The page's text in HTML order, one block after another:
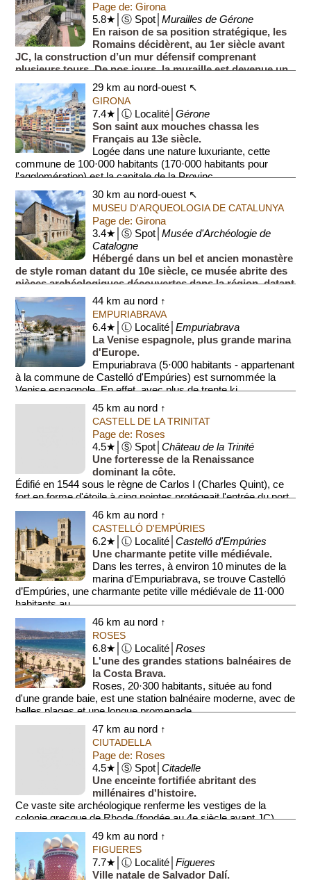
Page de: Girona
5.8★│Ⓢ Spot│Murailles de Gérone
En raison de sa position stratégique, les
Romains décidèrent, au 1er siècle avant
JC, la construction d’un mur défensif comprenant
plusieurs tours. De nos jours, la muraille est devenue un
endroit ...
29 km au nord-ouest ↖
GIRONA
7.4★│Ⓛ Localité│Gérone
Son saint aux mouches chassa les
Français au 13e siècle.
Logée dans une nature luxuriante, cette
commune de 100·000 habitants (170·000 habitants pour
l'agglomération) est la capitale de la Provinc...
30 km au nord-ouest ↖
MUSEU D'ARQUEOLOGIA DE CATALUNYA
Page de: Girona
3.4★│Ⓢ Spot│Musée d'Archéologie de
Catalogne
Hébergé dans un bel et ancien monastère
de style roman datant du 10e siècle, ce musée abrite des
pièces archéologiques découvertes dans la région, datant
de la période de la préhistoire jusqu'au mo...
44 km au nord ↑
EMPURIABRAVA
6.4★│Ⓛ Localité│Empuriabrava
La Venise espagnole, plus grande marina
d'Europe.
Empuriabrava (5·000 habitants - appartenant
à la commune de Castelló d'Empúries) est surnommée la
Venise espagnole. En effet, avec plus de trente ki...
45 km au nord ↑
CASTELL DE LA TRINITAT
Page de: Roses
4.5★│Ⓢ Spot│Château de la Trinité
Une forteresse de la Renaissance
dominant la côte.
Édifié en 1544 sous le règne de Carlos I (Charles Quint), ce
fort en forme d'étoile à cinq pointes protégeait l'entrée du port.
Ses murailles mass...46 km au nord ↑
CASTELLÓ D'EMPÚRIES
6.2★│Ⓛ Localité│Castelló d'Empúries
Une charmante petite ville médiévale.
Dans les terres, à environ 10 minutes de la
marina d'Empuriabrava, se trouve Castelló
d’Empúries, une charmante petite ville médiévale de 11·000
habitants au ...
46 km au nord ↑
ROSES
6.8★│Ⓛ Localité│Roses
L'une des grandes stations balnéaires de
la Costa Brava.
Roses, 20·300 habitants, située au fond
d'une grande baie, est une station balnéaire moderne, avec de
belles plages et une longue promenade ...
47 km au nord ↑
CIUTADELLA
Page de: Roses
4.5★│Ⓢ Spot│Citadelle
Une enceinte fortifiée abritant des
millénaires d'histoire.
Ce vaste site archéologique renferme les vestiges de la
colonie grecque de Rhode (fondée au 4e siècle avant JC),
ainsi que des quartiers...49 km au nord ↑
FIGUERES
7.7★│Ⓛ Localité│Figueres
Ville natale de Salvador Dalí.